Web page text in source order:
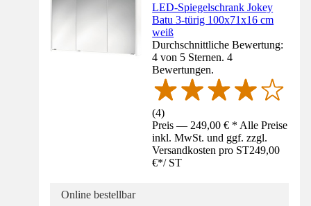
LED-Spiegelschrank Jokey
Batu 3-türig 100x71x16 cm
weiß
Durchschnittliche Bewertung:
4 von 5 Sternen. 4
Bewertungen.
(4)
Preis — 249,00 € * Alle Preise
inkl. MwSt. und ggf. zzgl.
Versandkosten pro ST249,00
€*/ ST
Online bestellbar